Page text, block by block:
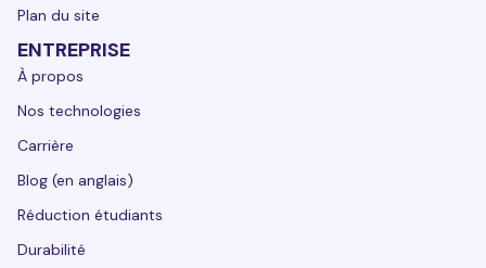
Plan du site
ENTREPRISE
À propos
Nos technologies
Carrière
Blog (en anglais)
Réduction étudiants
Durabilité